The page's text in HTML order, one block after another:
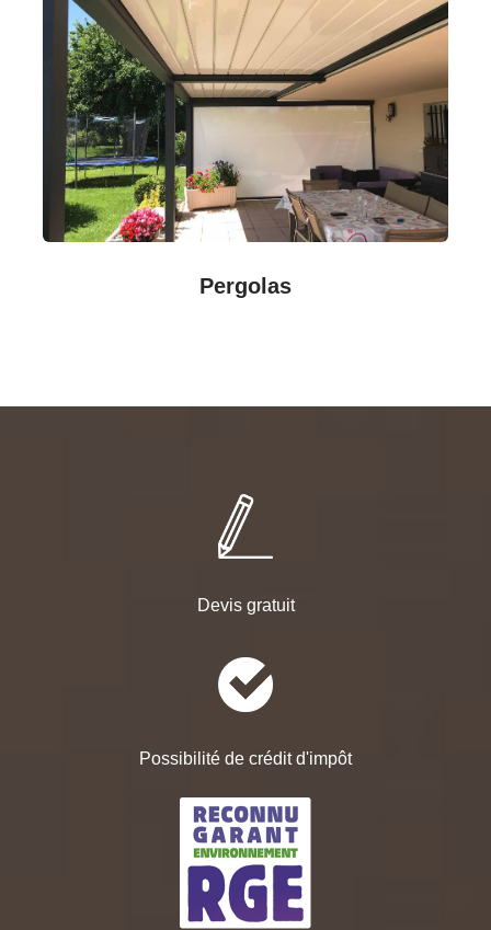
Pergolas
Devis gratuit
Possibilité de crédit d'impôt